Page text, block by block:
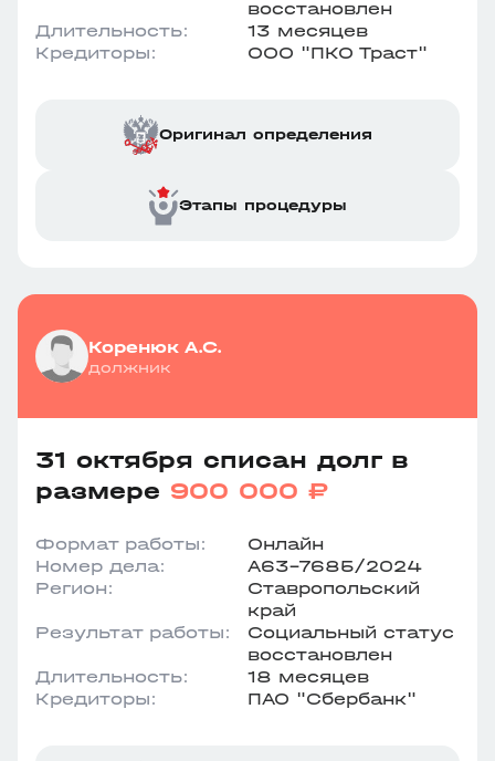
восстановлен
Длительность:
13 месяцев
Кредиторы:
ООО "ПКО Траст"
Оригинал определения
Этапы процедуры
Коренюк А.С.
должник
31 октября списан долг в
размере 900 000 ₽
Формат работы:
Онлайн
Номер дела:
А63-7685/2024
Регион:
Ставропольский
край
Результат работы:
Социальный статус
восстановлен
Длительность:
18 месяцев
Кредиторы:
ПАО "Сбербанк"